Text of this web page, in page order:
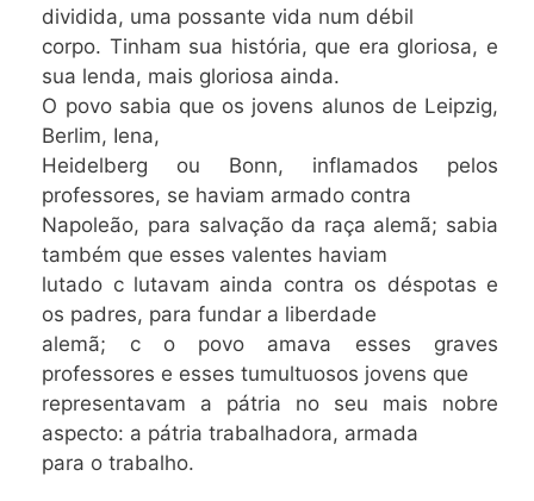
dividida, uma possante vida num débil
corpo. Tinham sua história, que era gloriosa, e
sua lenda, mais gloriosa ainda.
O povo sabia que os jovens alunos de Leipzig,
Berlim, Iena,
Heidelberg ou Bonn, inflamados pelos
professores, se haviam armado contra
Napoleão, para salvação da raça alemã; sabia
também que esses valentes haviam
lutado c lutavam ainda contra os déspotas e
os padres, para fundar a liberdade
alemã; c o povo amava esses graves
professores e esses tumultuosos jovens que
representavam a pátria no seu mais nobre
aspecto: a pátria trabalhadora, armada
para o trabalho.